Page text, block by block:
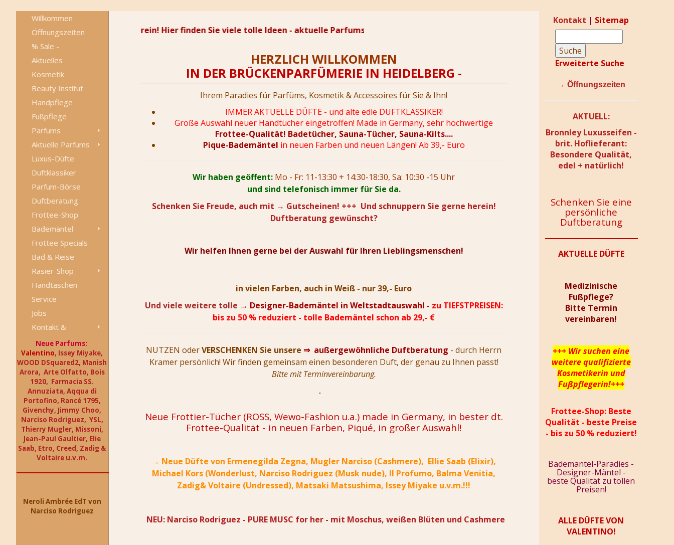
Willkommen
Öffnungszeiten
% Sale -
Angebote
Aktuelles
Kosmetik
Beauty Institut
Handpflege
Fußpflege
Parfums
Aktuelle Parfums
Luxus-Düfte
Duftklassiker
Parfum-Börse
Duftberatung
Frottee-Shop
Bademäntel
Frottee Specials
Bad & Reise
Rasier-Shop
Handtaschen
Service
Jobs
Kontakt &
Anfahrt
Neue Parfums:
Valentino, Issey Miyake,
WOOD DSquared2, Manish
Arora, Arte Olfatto, Bois
1920, Farmacia SS.
Annuziata, Aqqua di
Portofino, Rancé 1795,
Givenchy, Jimmy Choo,
Narciso Rodriguez, YSL,
Thierry Mugler, Missoni,
Jean-Paul Gaultier, Elie
Saab, Etro, Creed, Zadig &
Voltaire u.v.m.
Neroli Ambrée EdT von
Narciso Rodriguez
Geschenk? Schnuppern Sie herein! Hier finden Sie viele tolle Ideen - aktuelle Parfums, alte Duftklassiker, Accessoires und mehr! Wir freuen uns auf Sie!Oder nutzen
HERZLICH WILLKOMMEN
IN DER BRÜCKENPARFÜMERIE IN HEIDELBERG -
Ihrem Paradies für Parfüms, Kosmetik & Accessoires für Sie & Ihn!
IMMER AKTUELLE DÜFTE - und alte edle DUFTKLASSIKER!
Große Auswahl neuer Handtücher eingetroffen! Made in Germany, sehr hochwertige
Frottee-Qualität! Badetücher, Sauna-Tücher, Sauna-Kilts....
Pique-Bademäntel in neuen Farben und neuen Längen! Ab 39,- Euro
Wir haben geöffent: Mo - Fr: 11-13:30 + 14:30-18:30,Sa: 10:30 -15 Uhr
und sind telefonisch immer für Sie da.
Schenken Sie Freude, auch mit → Gutscheinen! +++ Und schnuppern Sie gerne herein!
Duftberatung gewünscht?
Wir helfen Ihnen gerne bei der Auswahl für Ihren Lieblingsmenschen!
in vielen Farben, auch in Weiß - nur 39,- Euro
Und viele weitere tolle → Designer-Bademäntel in Weltstadtauswahl - zu TIEFSTPREISEN:
bis zu 50 % reduziert - tolle Bademäntel schon ab 29,- €
NUTZEN oderVERSCHENKEN Sie unsere ⇒ außergewöhnliche Duftberatung - durch Herrn
Kramer persönlich! Wir finden gemeinsam einen besonderen Duft, der genau zu Ihnen passt!
Bitte mit Terminvereinbarung.
Neue Frottier-Tücher (ROSS, Wewo-Fashion u.a.) made in Germany, in bester dt.
Frottee-Qualität - in neuen Farben, Piqué, in großer Auswahl!
→ Neue Düfte von Ermenegilda Zegna, Mugler Narciso (Cashmere), Ellie Saab (Elixir),
Michael Kors (Wonderlust, Narciso Rodriguez (Musk nude), Il Profumo, Balma Venitia,
Zadig& Voltaire (Undressed), Matsaki Matsushima, Issey Miyake u.v.m.!!!
NEU: Narciso Rodriguez - PURE MUSC for her - mit Moschus, weißen Blüten und Cashmere
Kontakt | Sitemap
Erweiterte Suche
→ Öffnungszeiten
AKTUELL:
Bronnley Luxusseifen -
brit. Hoflieferant:
Besondere Qualität,
edel + natürlich!
Schenken Sie eine
persönliche
Duftberatung
AKTUELLE DÜFTE
Medizinische
Fußpflege?
Bitte Termin
vereinbaren!
+++ Wir suchen eine
weitere qualifizierte
Kosmetikerin und
Fußpflegerin!+++
Frottee-Shop: Beste
Qualität - beste Preise
- bis zu 50 % reduziert!
Bademantel-Paradies -
Designer-Mäntel -
beste Qualität zu tollen
Preisen!
ALLE DÜFTE VON
VALENTINO!